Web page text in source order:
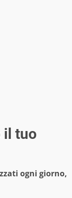
il tuo
ogni giorno,